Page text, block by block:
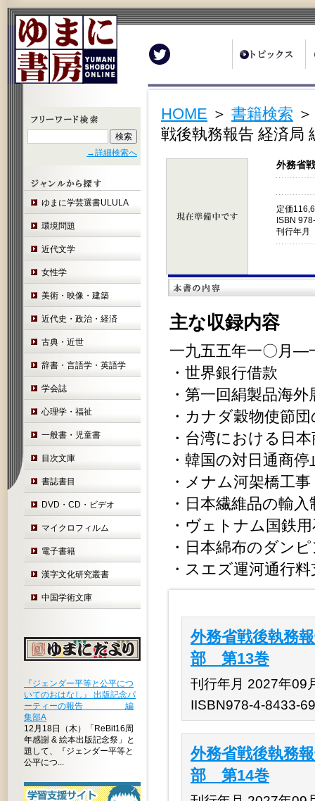
→詳細検索へ
ゆまに学芸選書ULULA
環境問題
近代文学
女性学
美術・映像・建築
近代史・政治・経済
古典・近世
辞書・言語学・英語学
学会誌
心理学・福祉
一般書・児童書
目次文庫
書誌書目
DVD・CD・ビデオ
マイクロフィルム
電子書籍
漢字文化研究叢書
中国学術文庫
『ジェンダー平等と公平につ
いてのおはなし』 出版記念パ
ーティーの報告 編
集部A
12月18日（木）「ReBit16周
年感謝 & 絵本出版記念祭」と
題して、『ジェンダー平等と
公平につ...
HOME ＞ 書籍検索
戦後執務報告 経済
外務省
定価
ISBN
刊行年月
主な収録内容
一九五五年一〇月―
・世界銀行借款
・第一回絹製品海外
・カナダ穀物使節
・台湾における日
・韓国の対日通商停
・メナム河架橋工
・日本繊維品の輸
・ヴェトナム国鉄
・日本綿布のダン
・スエズ運河通行
外務省戦後執務
部 第13巻
刊行年月 2027年09
IISBN978-4-8433-
外務省戦後執務
部 第14巻